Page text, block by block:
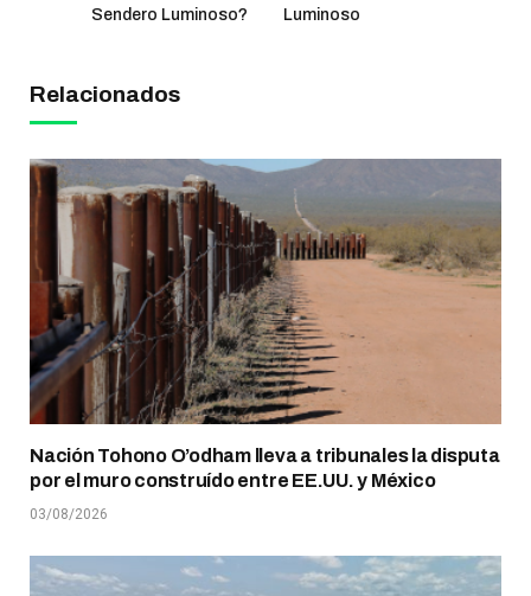
Sendero Luminoso?
Luminoso
Relacionados
Nación Tohono O’odham lleva a tribunales la disputa
por el muro construído entre EE.UU. y México
03/08/2026